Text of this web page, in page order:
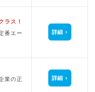
ラス！
番エー
詳細
業の正
詳細